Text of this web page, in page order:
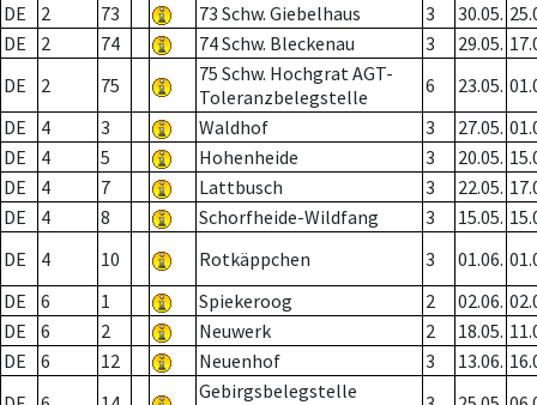
DE
2 73 73 Schw. Giebelhaus 3 30.05.
DE
2 74 74 Schw. Bleckenau 3 29.05.
DE
2 75
75 Schw. Hochgrat AGT-
Toleranzbelegstelle
6 23.05.
DE
4 3 Waldhof 3 27.05.
DE
4 5 Hohenheide 3 20.05.
DE
4 7 Lattbusch 3 22.05.
DE
4 8 Schorfheide-Wildfang 3 15.05.
DE
4 10 Rotkäppchen 3 01.06.
DE
6 1 Spiekeroog 2 02.06.
DE
6 2 Neuwerk 2 18.05.
DE
6 12 Neuenhof 3 13.06.
Gebirgsbelegstelle